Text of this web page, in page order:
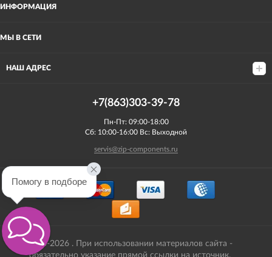
ИНФОРМАЦИЯ
МЫ В СЕТИ
НАШ АДРЕС
+7(863)303-39-78
Пн-Пт: 09:00-18:00
Сб: 10:00-16:00 Вс: Выходной
servis@zip-components.ru
2008-2026 . При использовании материалов сайта -
обязательно указание прямой ссылки на источник.
Помогу в подборе